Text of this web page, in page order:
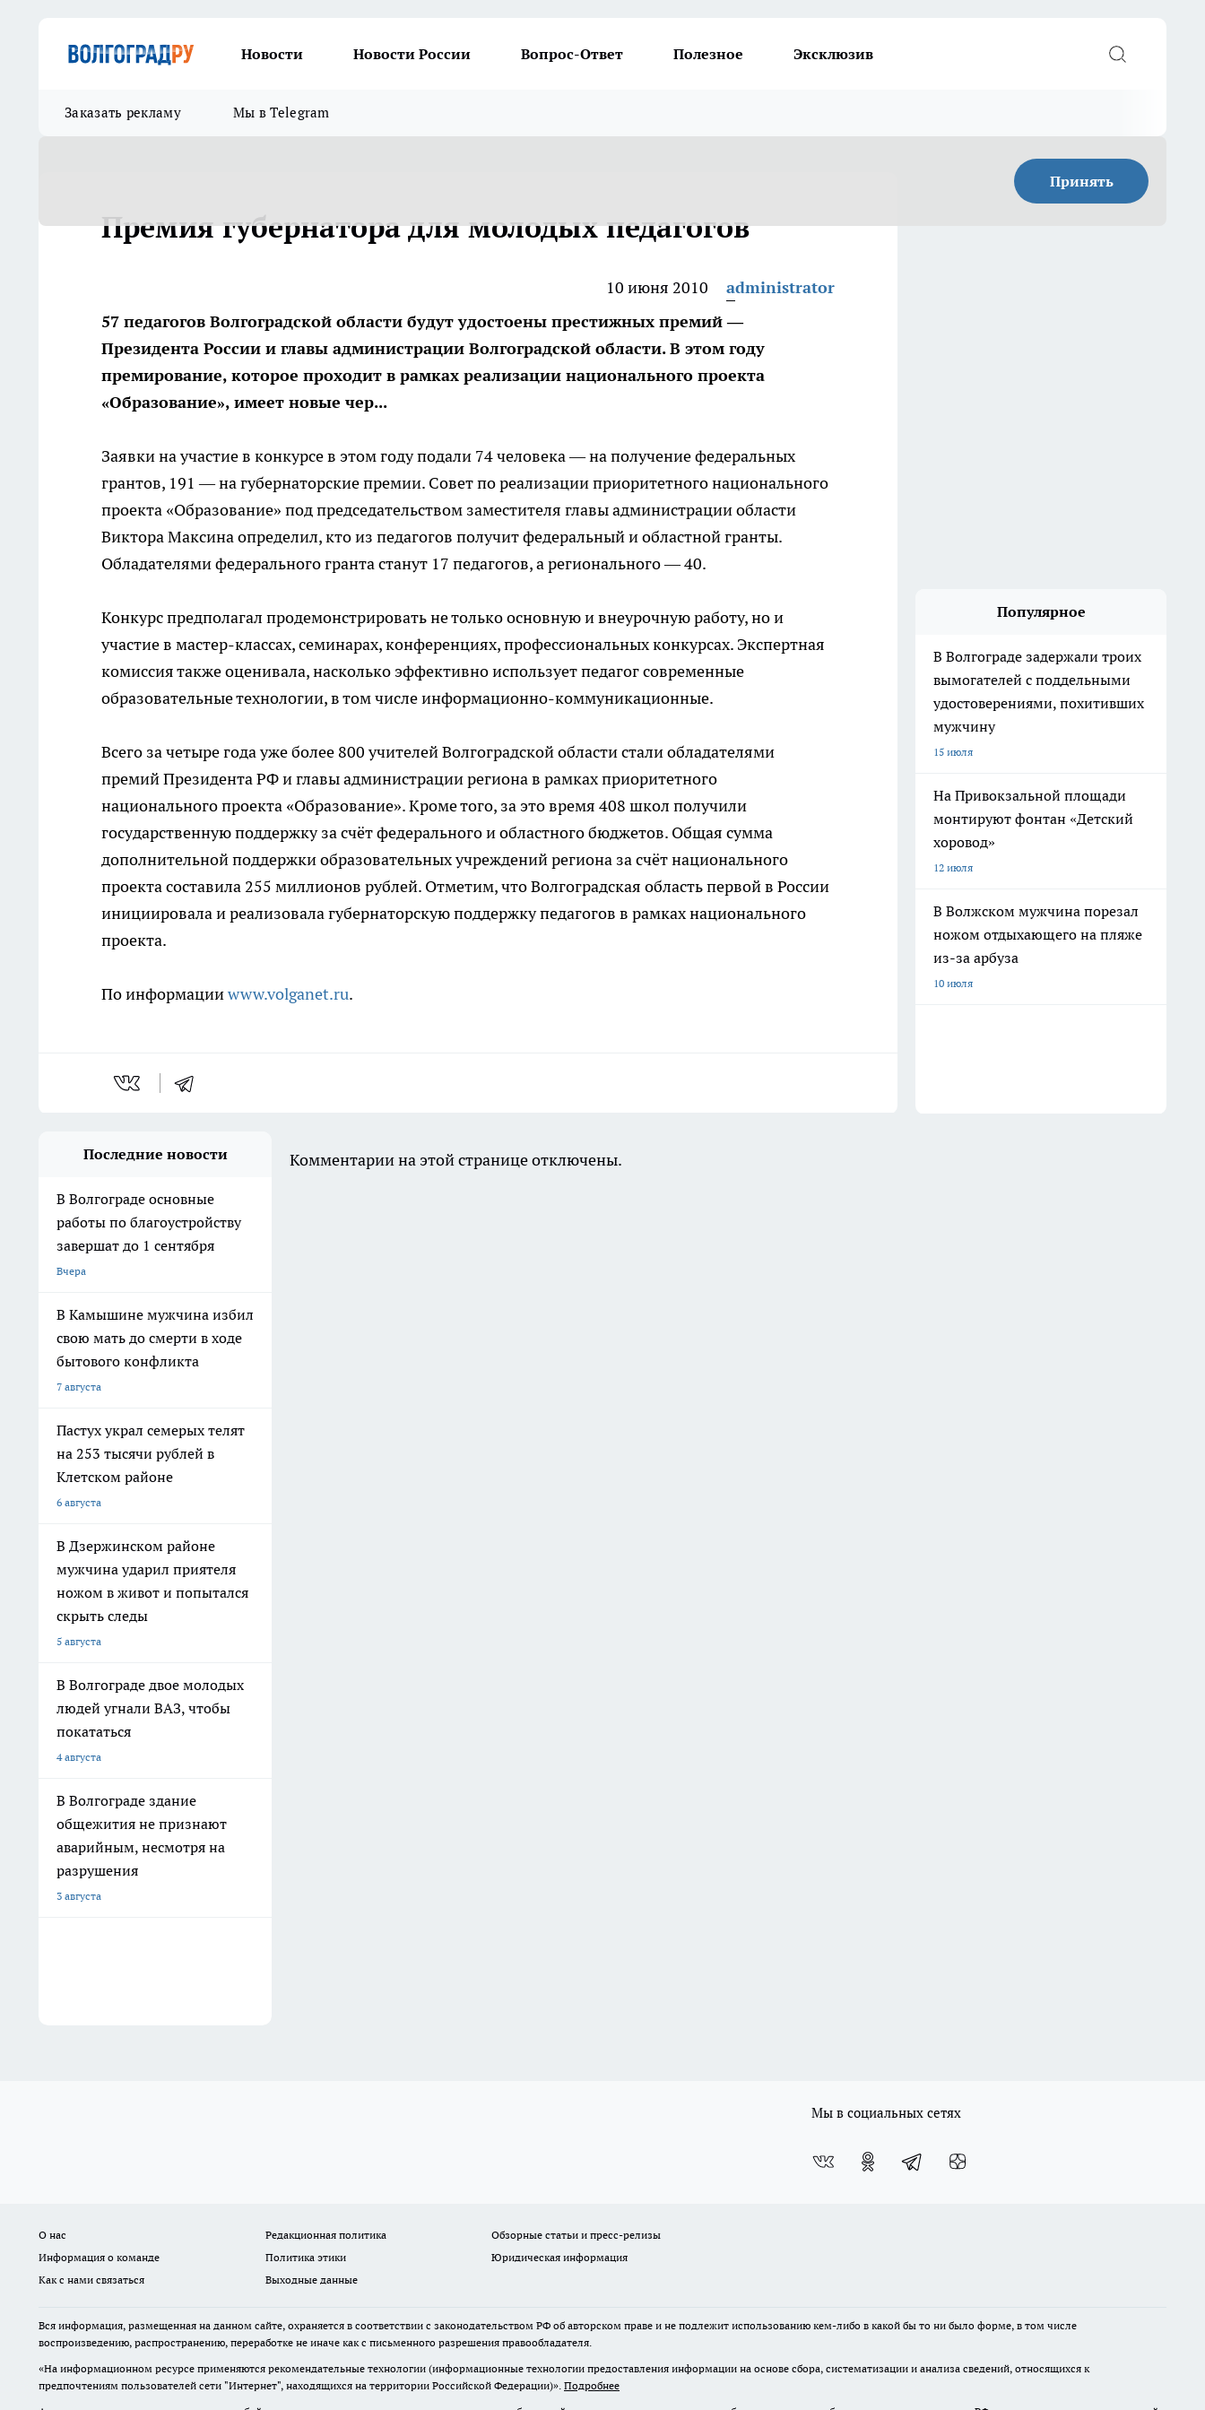
Новости Новости России Вопрос-Ответ Полезное Эксклюзив
Заказать рекламу Мы в Telegram
Принять
Премия губернатора для молодых педагогов
10 июня 2010
administrator
57 педагогов Волгоградской области будут удостоены престижных премий —
Президента России и главы администрации Волгоградской области. В этом году
премирование, которое проходит в рамках реализации национального проекта
«Образование», имеет новые чер...
Заявки на участие в конкурсе в этом году подали 74 человека — на получение федеральных
грантов, 191 — на губернаторские премии. Совет по реализации приоритетного национального
проекта «Образование» под председательством заместителя главы администрации области
Виктора Максина определил, кто из педагогов получит федеральный и областной гранты.
Обладателями федерального гранта станут 17 педагогов, а регионального — 40.
Конкурс предполагал продемонстрировать не только основную и внеурочную работу, но и
участие в мастер-классах, семинарах, конференциях, профессиональных конкурсах. Экспертная
комиссия также оценивала, насколько эффективно использует педагог современные
образовательные технологии, в том числе информационно-коммуникационные.
Всего за четыре года уже более 800 учителей Волгоградской области стали обладателями
премий Президента РФ и главы администрации региона в рамках приоритетного
национального проекта «Образование». Кроме того, за это время 408 школ получили
государственную поддержку за счёт федерального и областного бюджетов. Общая сумма
дополнительной поддержки образовательных учреждений региона за счёт национального
проекта составила 255 миллионов рублей. Отметим, что Волгоградская область первой в России
инициировала и реализовала губернаторскую поддержку педагогов в рамках национального
проекта.
По информацииwww.volganet.ru.
Популярное
В Волгограде задержали троих
вымогателей с поддельными
удостоверениями, похитивших
мужчину
15 июля
На Привокзальной площади
монтируют фонтан «Детский
хоровод»
12 июля
В Волжском мужчина порезал
ножом отдыхающего на пляже
из-за арбуза
10 июля
Последние новости
В Волгограде основные
работы по благоустройству
завершат до 1 сентября
Вчера
В Камышине мужчина избил
свою мать до смерти в ходе
бытового конфликта
7 августа
Пастух украл семерых телят
на 253 тысячи рублей в
Клетском районе
6 августа
В Дзержинском районе
мужчина ударил приятеля
ножом в живот и попытался
скрыть следы
5 августа
В Волгограде двое молодых
людей угнали ВАЗ, чтобы
покататься
4 августа
В Волгограде здание
общежития не признают
аварийным, несмотря на
разрушения
3 августа
Комментарии на этой странице отключены.
Мы в социальных сетях
О нас Редакционная политика
Обзорные статьи и пресс-релизы
Информация о команде
Политика этики
Юридическая информация
Как с нами связаться
Выходные данные
Вся информация, размещенная на данном сайте, охраняется в соответствии с законодательством РФ об авторском праве и не подлежит использованию кем-либо в какой бы то ни было форме, в том числе
воспроизведению, распространению, переработке не иначе как с письменного разрешения правообладателя.
«На информационном ресурсе применяются рекомендательные технологии (информационные технологии предоставления информации на основе сбора, систематизации и анализа сведений, относящихся к
предпочтениям пользователей сети "Интернет", находящихся на территории Российской Федерации)». Подробнее